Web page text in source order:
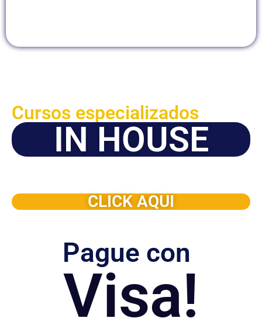
Cursos especializados
IN HOUSE
CLICK AQUI
Pague con
Visa!